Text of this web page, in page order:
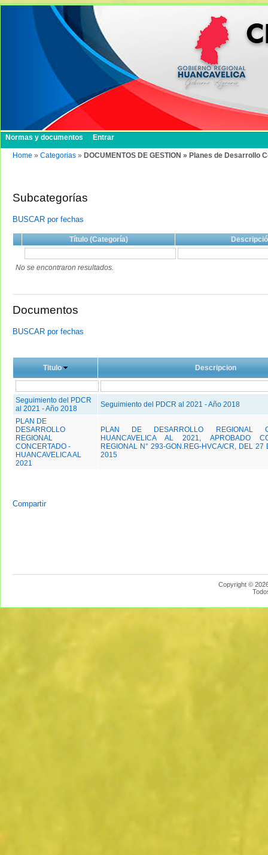
Normas y documentos Entrar
Home » Categorias » DOCUMENTOS DE GESTION » Planes de
Subcategorías
BUSCAR por fechas
Título (Categoría)
No se encontraron resultados.
Documentos
BUSCAR por fechas
Titulo Descripcion
Seguimiento del PDCR
al 2021 - Año 2018
Seguimiento del PDCR al 2021 - Año 2018
PLAN DE
DESARROLLO
REGIONAL
CONCERTADO -
HUANCAVELICA AL
2021
PLAN DE DESARROLLO REGIONAL
HUANCAVELICA AL 2021, APROBADO
REGIONAL N° 293-GON.REG-HVCA/CR, DEL 27
2015
Compartir
Copyright ©